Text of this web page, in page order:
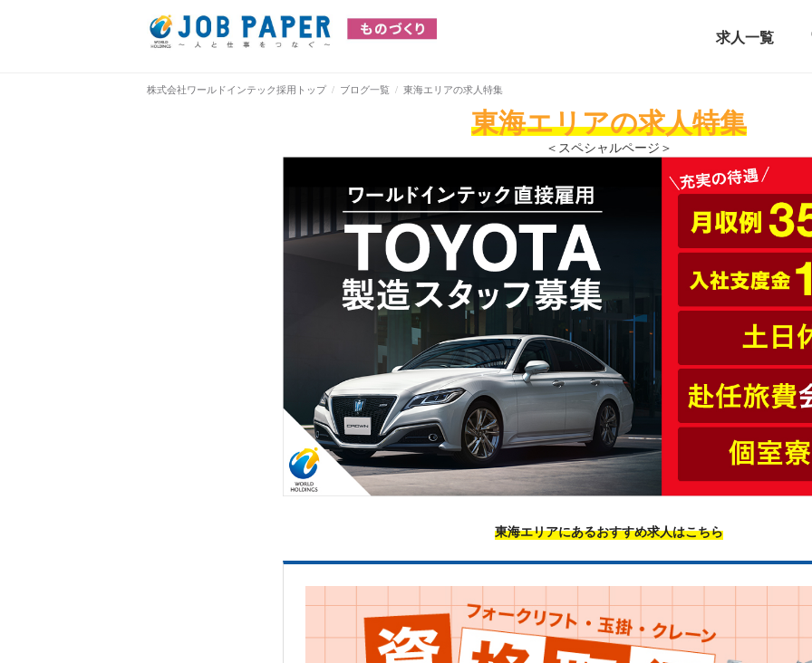
求人一覧
株式会社ワールドインテック採用トップ ブログ一覧 東海エリアの求人特集
東海エリアの求人特集
＜スペシャルページ＞
東海エリアにあるおすすめ求人はこちら